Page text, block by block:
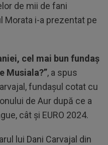
de mii de fani
Morata i-a prezentat pe
cel mai bun fundaș
Musiala?”, a spus
fundașul cotat cu
de Aur după ce a
cât și EURO 2024.
lui Dani Carvajal din